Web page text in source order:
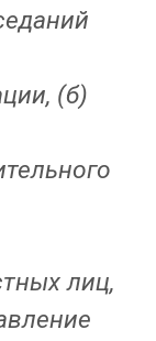
(б)
лиц,